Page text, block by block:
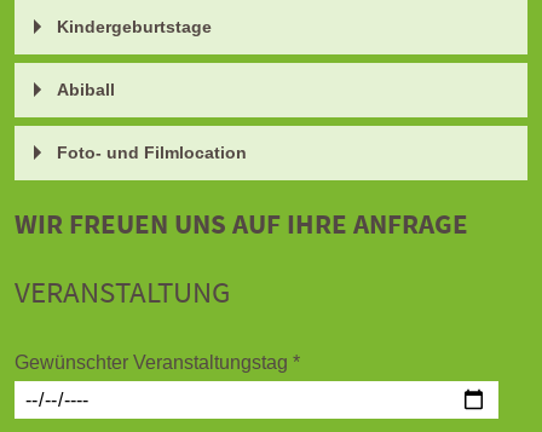
Kindergeburtstage
Abiball
Foto- und Filmlocation
WIR FREUEN UNS AUF IHRE ANFRAGE
VERANSTALTUNG
Gewünschter Veranstaltungstag *